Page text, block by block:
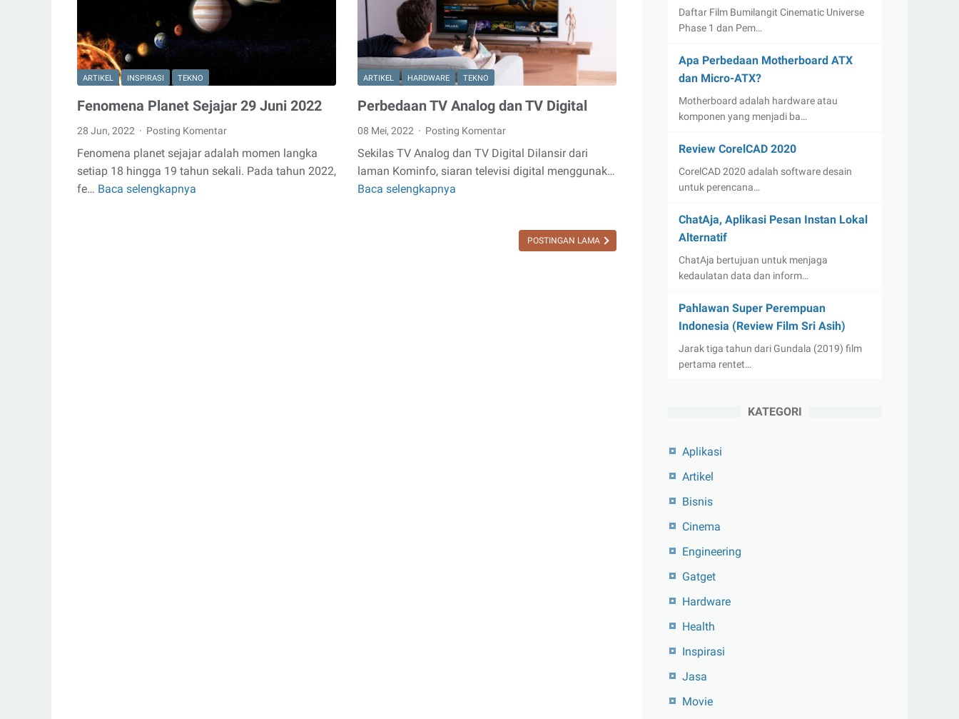
Huawei
Terbaru
(Lengkap)
ARTIKEL INSPIRASI TEKNO
Fenomena Planet Sejajar 29 Juni 2022
28 Jun, 2022 Posting Komentar
Fenomena planet sejajar adalah momen langka
setiap 18 hingga 19 tahun sekali. Pada tahun 2022,
fe… Baca selengkapnya
ARTIKEL HARDWARE TEKNO
Perbedaan TV Analog dan TV Digital
08 Mei, 2022 Posting Komentar
Sekilas TV Analog dan TV Digital Dilansir dari
laman Kominfo, siaran televisi digital menggunak…
Baca selengkapnya
POSTINGAN LAMA
Daftar Film Bumilangit Cinematic Universe
Phase 1 dan Pem…
Apa Perbedaan Motherboard ATX
dan Micro-ATX?
Motherboard adalah hardware atau
komponen yang menjadi ba…
Review CorelCAD 2020
CorelCAD 2020 adalah software desain
untuk perencana…
ChatAja, Aplikasi Pesan Instan Lokal
Alternatif
ChatAja bertujuan untuk menjaga
kedaulatan data dan inform…
Pahlawan Super Perempuan
Indonesia (Review Film Sri Asih)
Jarak tiga tahun dari Gundala (2019) film
pertama rentet…
KATEGORI
Aplikasi
Artikel
Bisnis
Cinema
Engineering
Gatget
Hardware
Health
Inspirasi
Jasa
Movie